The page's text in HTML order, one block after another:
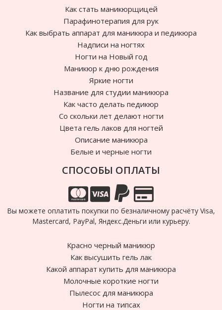
Как стать маникюрщицей
Парафинотерапия для рук
Как выбрать аппарат для маникюра и педикюра
Надписи на ногтях
Ногти на Новый год
Маникюр к дню рождения
Яркие ногти
Название для студии маникюра
Как часто делать педикюр
Cо скольки лет делают ногти
Цвета гель лаков для ногтей
Описание маникюра
Белые и черные ногти
СПОСОБЫ ОПЛАТЫ
Вы можете оплатить покупки по безналичному расчёту Visa,
Mastercard, PayPal, Яндекс.Деньги или курьеру.
Красно черный маникюр
Как высушить гель лак
Какой аппарат купить для маникюра
Молочные короткие ногти
Пылесос для маникюра
Ногти на типсах